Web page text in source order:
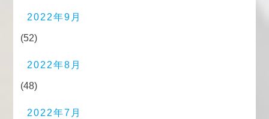
2022年9月
(52)
2022年8月
(48)
2022年7月